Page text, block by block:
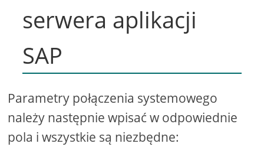
serwera aplikacji
SAP
Parametry połączenia systemowego
należy następnie wpisać w odpowiednie
pola i wszystkie są niezbędne: